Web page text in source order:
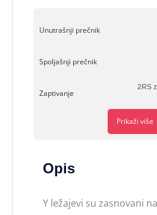
Unutrašnji prečnik
Spoljašnji prečnik
Zaptivanje
2RS
Prikaži više
Opis
Y ležajevi su zasnovani